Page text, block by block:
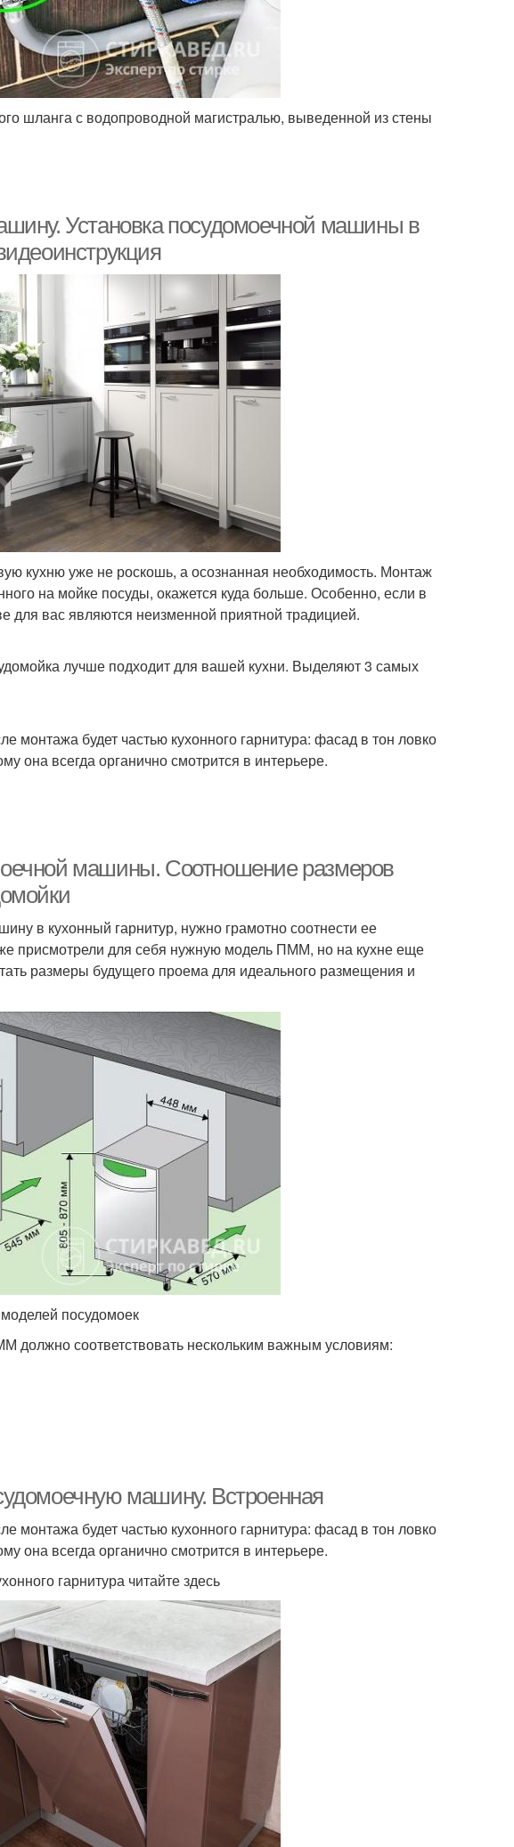
шланга с водопроводной магистралью, выведенной из стены
Установка посудомоечной машины в
кухню уже не роскошь, а осознанная необходимость. Монтаж
на мойке посуды, окажется куда больше. Особенно, если в
для вас являются неизменной приятной традицией.
лучше подходит для вашей кухни. Выделяют 3 самых
монтажа будет частью кухонного гарнитура: фасад в тон ловко
она всегда органично смотрится в интерьере.
машины. Соотношение размеров
в кухонный гарнитур, нужно грамотно соотнести ее
присмотрели для себя нужную модель ПММ, но на кухне еще
размеры будущего проема для идеального размещения и
посудомоек
соответствовать нескольким важным условиям:
машину. Встроенная
монтажа будет частью кухонного гарнитура: фасад в тон ловко
она всегда органично смотрится в интерьере.
гарнитура читайте здесь